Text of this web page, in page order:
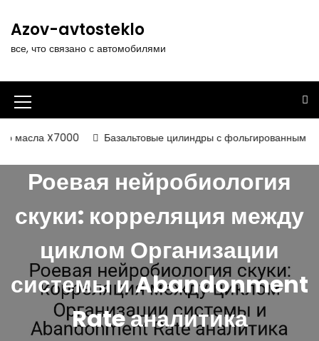
т
к
д
Azov-avtosteklo
все, что связано с автомобилями
И
к
о
к
а
е
н
X7000 Базальтовые цилиндры с фольгированным и
Роевая нейробиология
скуки: корреляция между
циклом Организации
системы и Abandonment
Rate аналитика